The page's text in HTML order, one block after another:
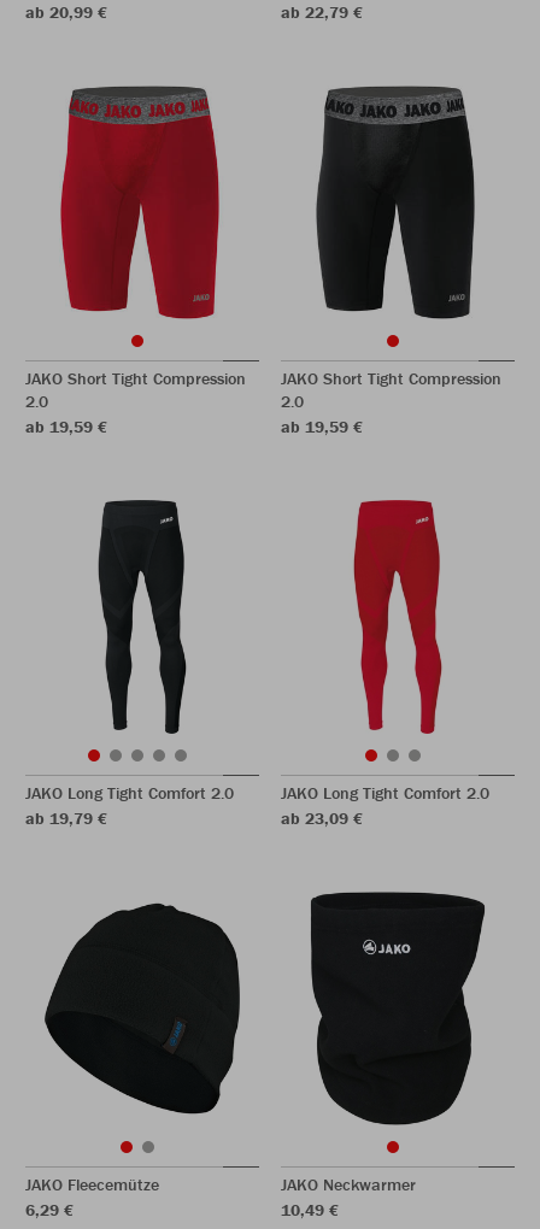
ab 20,99 €
ab 22,79 €
JAKO Short Tight Compression
2.0
ab 19,59 €
JAKO Short Tight Compression
2.0
ab 19,59 €
JAKO Long Tight Comfort 2.0
ab 19,79 €
JAKO Long Tight Comfort 2.0
ab 23,09 €
JAKO Fleecemütze
6,29 €
JAKO Neckwarmer
10,49 €